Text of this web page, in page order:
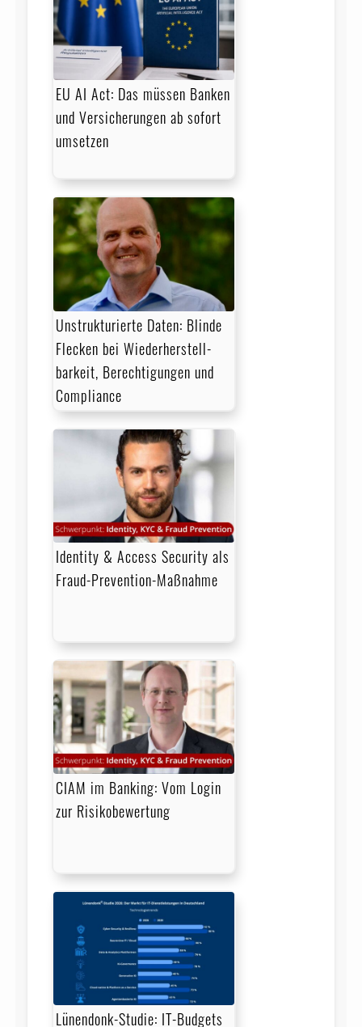
EU AI Act: Das müssen Banken
und Versicherungen ab sofort
umsetzen
Unstrukturierte Daten: Blinde
Flecken bei Wieder­herstell­
barkeit, Berechtigungen und
Compliance
Identity & Access Security als
Fraud-Prevention-Maßnahme
CIAM im Banking: Vom Login
zur Risikobewertung
Lünendonk-Studie: IT-Budgets